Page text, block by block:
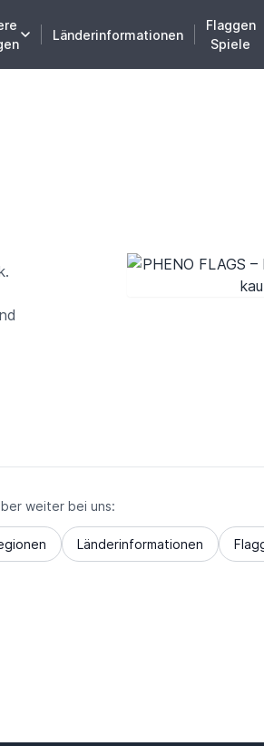
Länderinformationen
Flaggen
Spiele
weiter bei uns:
Länderinformationen